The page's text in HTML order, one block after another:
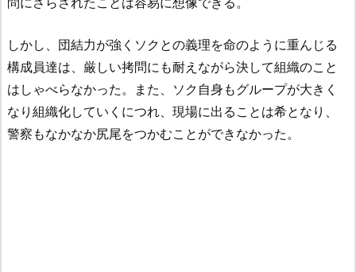
しかし、団結力が強くソクとの義理を命のように重んじる
構成員達は、厳しい拷問にも耐えながら決して組織のこと
はしゃべらなかった。また、ソク自身もグループが大きく
なり組織化していくにつれ、現場に出ることは希となり、
警察もなかなか尻尾をつかむことができなかった。